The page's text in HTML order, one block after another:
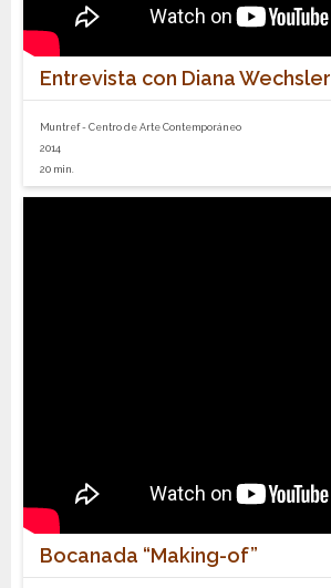
Entrevista con Diana Wechsler
Muntref - Centro de Arte Contemporáneo
2014
20 min.
Bocanada “Making-of”